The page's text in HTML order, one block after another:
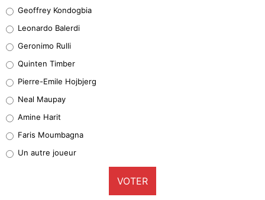
38%
32%
5%
1%
9%
Geoffrey Kondogbia
Leonardo Balerdi
Geronimo Rulli
Quinten Timber
Pierre-Emile Hojbjerg
Neal Maupay
Amine Harit
Faris Moumbagna
Un autre joueur
VOTER